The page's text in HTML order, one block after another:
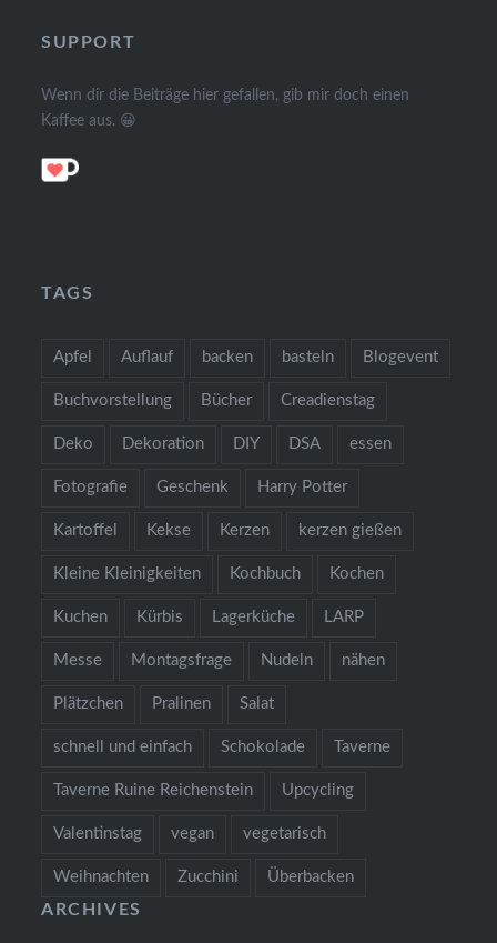
SUPPORT
Wenn dir die Beiträge hier gefallen, gib mir doch einen
Kaffee aus. 😀
TAGS
Apfel Auflauf backen basteln Blogevent
Buchvorstellung Bücher Creadienstag
Deko Dekoration DIY DSA essen
Fotografie Geschenk Harry Potter
Kartoffel Kekse Kerzen kerzen gießen
Kleine Kleinigkeiten Kochbuch Kochen
Kuchen Kürbis Lagerküche LARP
Messe Montagsfrage Nudeln nähen
Plätzchen Pralinen Salat
schnell und einfach Schokolade Taverne
Taverne Ruine Reichenstein Upcycling
Valentinstag vegan vegetarisch
Weihnachten Zucchini Überbacken
ARCHIVES